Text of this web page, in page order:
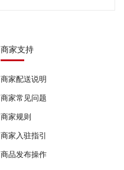
商家支持
商家配送说明
商家常见问题
商家规则
商家入驻指引
商品发布操作